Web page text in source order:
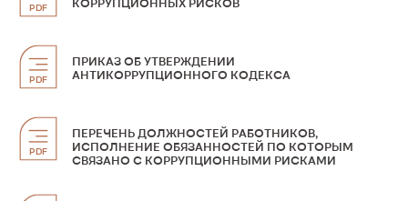
PDF
PDF
ПРИКАЗ ОБ УТВЕРЖДЕНИИ
АНТИКОРРУПЦИОННОГО КОДЕКСА
PDF
ПЕРЕЧЕНЬ ДОЛЖНОСТЕЙ РАБОТНИКОВ,
ИСПОЛНЕНИЕ ОБЯЗАННОСТЕЙ ПО КОТОРЫМ
СВЯЗАНО С КОРРУПЦИОННЫМИ РИСКАМИ